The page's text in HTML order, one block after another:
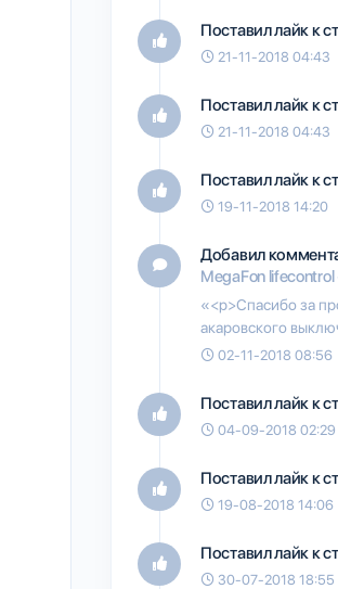
Поставил лайк к
21-11-2018 04:43
Поставил лайк к
21-11-2018 04:43
Поставил лайк к
19-11-2018 14:20
Добавил
MegaFon
«<p>Спасибо за
акаровского
02-11-2018 08:56
Поставил лайк к
04-09-2018 02:29
Поставил лайк к
19-08-2018 14:06
Поставил лайк к
30-07-2018 18:55